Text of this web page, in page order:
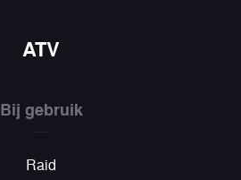
ATV
Bij gebruik
Raid